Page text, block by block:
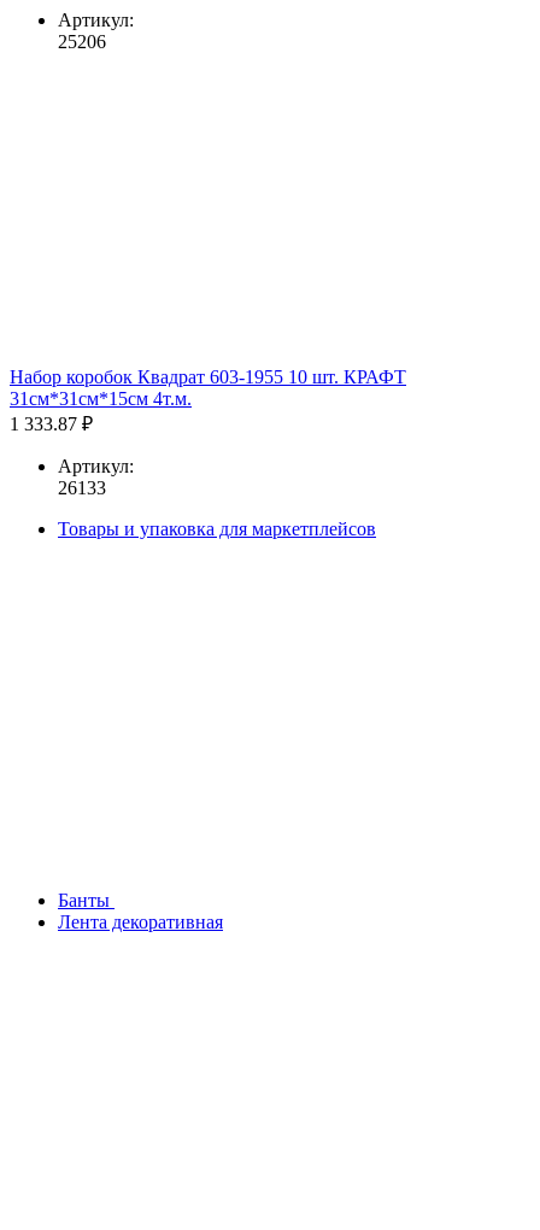
Артикул:
25206
Набор коробок Квадрат 603-1955 10 шт. КРАФТ
31см*31см*15см 4т.м.
1 333.87 ₽
Артикул:
26133
Товары и упаковка для маркетплейсов
Банты
Лента декоративная